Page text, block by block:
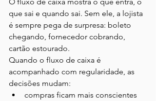
que sai e quando sai. Sem ele, a lojista
é sempre pega de surpresa: boleto
chegando, fornecedor cobrando,
cartão estourado.
Quando o fluxo de caixa é
acompanhado com regularidade, as
decisões mudam:
compras ficam mais conscientes